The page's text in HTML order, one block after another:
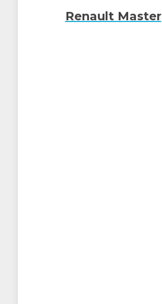
Renault Master